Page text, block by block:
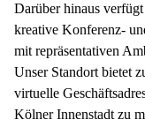
Darüber hinaus
kreative Konferenz-
mit repräsentativen
Unser Standort bietet
virtuelle
Kölner Innenstadt zu